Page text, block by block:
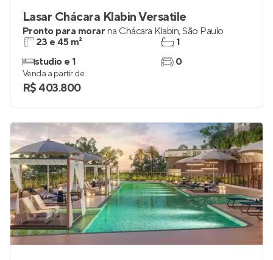
Lasar Chácara Klabin Versatile
Pronto para morar na Chácara Klabin,São Paulo
23 e 45 m²
studio e 1
1
0
Venda a partir de
R$ 403.800